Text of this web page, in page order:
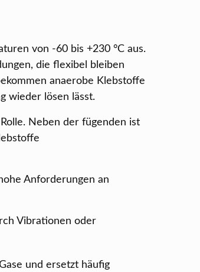
von -60 bis +230 °C aus.
die flexibel bleiben
anaerobe Klebstoffe
wieder lösen lässt.
Neben der fügenden ist
Anforderungen an
Vibrationen oder
und ersetzt häufig